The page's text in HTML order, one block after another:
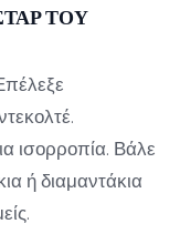
ΤΟΥ
ισορροπία. Βάλε
ή διαμαντάκια